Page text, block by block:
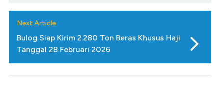
Next Article
Bulog Siap Kirim 2.280 Ton Beras Khusus Haji
Tanggal 28 Februari 2026